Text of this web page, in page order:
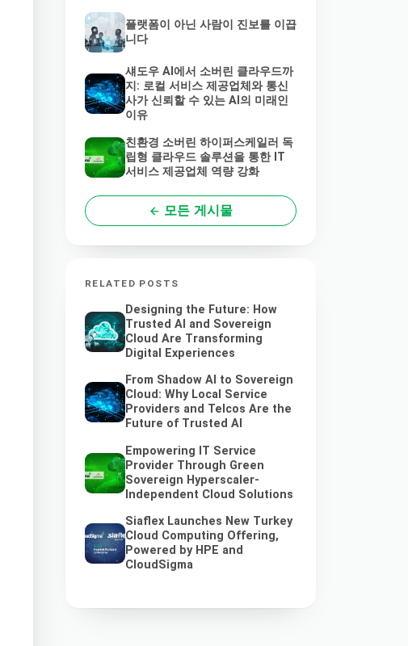
플랫폼이 아닌 사람이 진보를 이끕
니다
섀도우 AI에서 소버린 클라우드까
지: 로컬 서비스 제공업체와 통신
사가 신뢰할 수 있는 AI의 미래인
이유
친환경 소버린 하이퍼스케일러 독
립형 클라우드 솔루션을 통한 IT
서비스 제공업체 역량 강화
모든 게시물
RELATED POSTS
Designing the Future: How
Trusted AI and Sovereign
Cloud Are Transforming
Digital Experiences
From Shadow AI to Sovereign
Cloud: Why Local Service
Providers and Telcos Are the
Future of Trusted AI
Empowering IT Service
Provider Through Green
Sovereign Hyperscaler-
Independent Cloud Solutions
Siaflex Launches New Turkey
Cloud Computing Offering,
Powered by HPE and
CloudSigma